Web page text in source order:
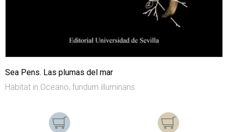
Sea Pens. Las plumas del mar
Habitat in Oceano, fundum illuminans.